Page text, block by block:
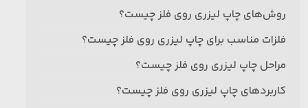
روش‌های چاپ لیزری روی فلز چیست؟
فلزات مناسب برای چاپ لیزری روی فلز چیست؟
مراحل چاپ لیزری روی فلز چیست؟
کاربردهای چاپ لیزری روی فلز چیست؟